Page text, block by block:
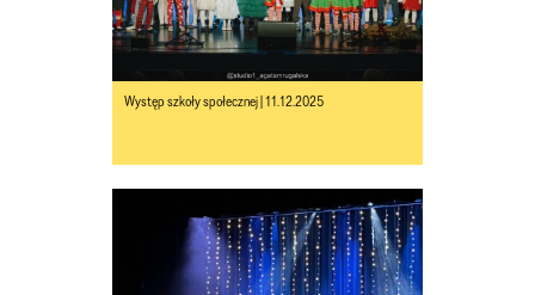
Występ szkoły społecznej | 11.12.2025